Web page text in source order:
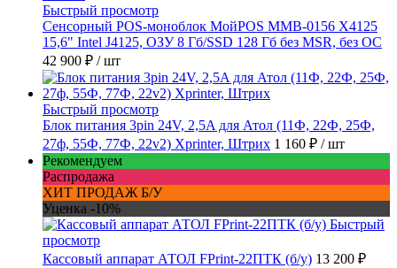
Быстрый просмотр
Сенсорный POS-моноблок МойPOS MMB-0156 X4125
15,6" Intel J4125, ОЗУ 8 Гб/SSD 128 Гб без MSR, без ОС
42 900 ₽ / шт
Быстрый просмотр
Блок питания 3pin 24V, 2,5A для Атол (11Ф, 22Ф, 25Ф,
27ф, 55Ф, 77Ф, 22v2) Xprinter, Штрих 1 160 ₽ / шт
Рекомендуем
Распродажа
ХИТ ПРОДАЖ Б/У
Уценка -10%
Быстрый
просмотр
Кассовый аппарат АТОЛ FPrint-22ПТК (б/у) 13 200 ₽